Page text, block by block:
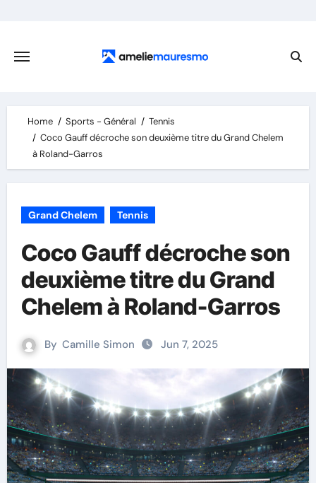
content
Home Sports - Général
Tennis
Coco Gauff décroche son deuxième titre du Grand Chelem
à Roland-Garros
Grand Chelem Tennis
Coco Gauff décroche son
deuxième titre du Grand
Chelem à Roland-Garros
By Camille Simon Jun 7, 2025